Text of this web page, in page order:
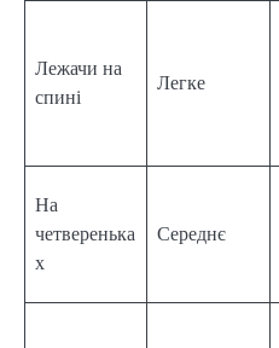
Лежачи на
спині
Легке
На
четверенька
х
Середнє